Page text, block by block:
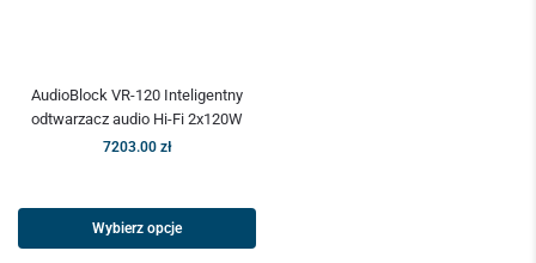
AudioBlock VR-120 Inteligentny
odtwarzacz audio Hi-Fi 2x120W
7203.00 zł
Wybierz opcje